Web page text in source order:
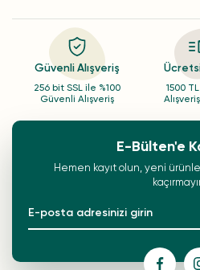
Güvenli Alışveriş
256 bit SSL ile %100
Güvenli Alışveriş
1500
E-Bülten'e
Hemen kayıt olun, yeni